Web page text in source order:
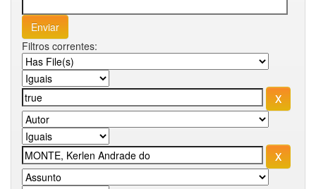
Filtros correntes: